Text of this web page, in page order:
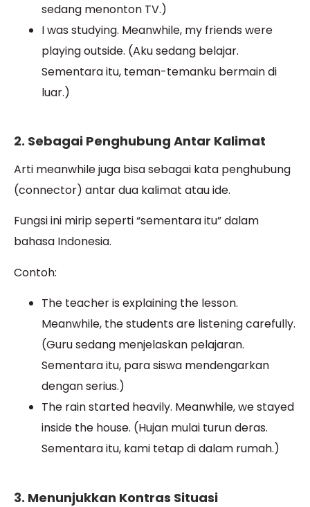
sedang menonton TV.)
I was studying. Meanwhile, my friends were
playing outside. (Aku sedang belajar.
Sementara itu, teman-temanku bermain di
luar.)
2. Sebagai Penghubung Antar Kalimat
Arti meanwhile juga bisa sebagai kata penghubung
(connector) antar dua kalimat atau ide.
Fungsi ini mirip seperti “sementara itu” dalam
bahasa Indonesia.
Contoh:
The teacher is explaining the lesson.
Meanwhile, the students are listening carefully.
(Guru sedang menjelaskan pelajaran.
Sementara itu, para siswa mendengarkan
dengan serius.)
The rain started heavily. Meanwhile, we stayed
inside the house. (Hujan mulai turun deras.
Sementara itu, kami tetap di dalam rumah.)
3. Menunjukkan Kontras Situasi